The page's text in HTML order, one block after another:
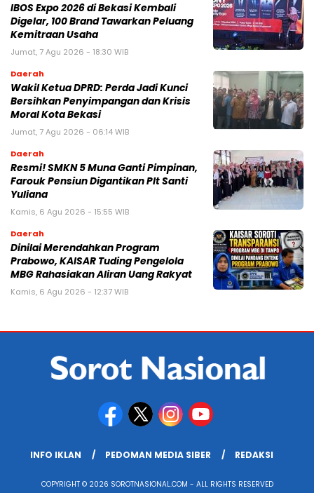
IBOS Expo 2026 di Bekasi Kembali
Digelar, 100 Brand Tawarkan Peluang
Kemitraan Usaha
Jumat, 7 Agu 2026 - 18:30 WIB
Daerah
Wakil Ketua DPRD: Perda Jadi Kunci
Bersihkan Penyimpangan dan Krisis
Moral Kota Bekasi
Jumat, 7 Agu 2026 - 06:14 WIB
Daerah
Resmi! SMKN 5 Muna Ganti Pimpinan,
Farouk Pensiun Digantikan Plt Santi
Yuliana
Kamis, 6 Agu 2026 - 15:55 WIB
Daerah
Dinilai Merendahkan Program
Prabowo, KAISAR Tuding Pengelola
MBG Rahasiakan Aliran Uang Rakyat
Kamis, 6 Agu 2026 - 12:37 WIB
INFO IKLAN PEDOMAN MEDIA SIBER REDAKSI
COPYRIGHT © 2026 SOROTNASIONAL.COM - ALL RIGHTS RESERVED